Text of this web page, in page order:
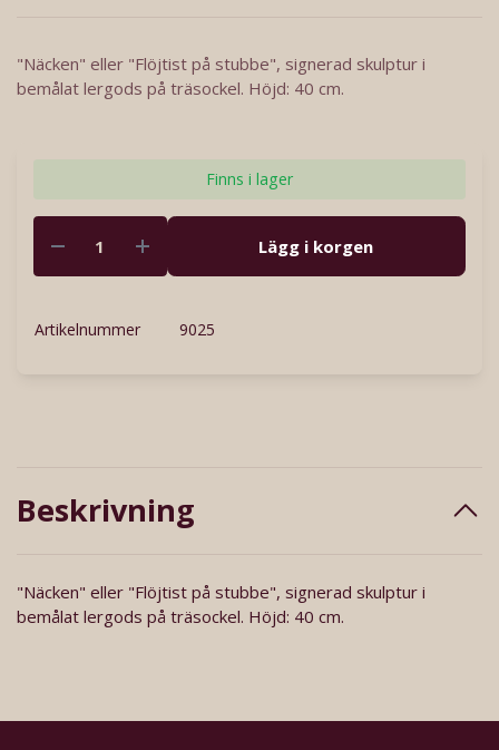
"Näcken" eller "Flöjtist på stubbe", signerad skulptur i
bemålat lergods på träsockel. Höjd: 40 cm.
Finns i lager
Lägg i korgen
Artikelnummer 9025
Beskrivning
"Näcken" eller "Flöjtist på stubbe", signerad skulptur i
bemålat lergods på träsockel. Höjd: 40 cm.